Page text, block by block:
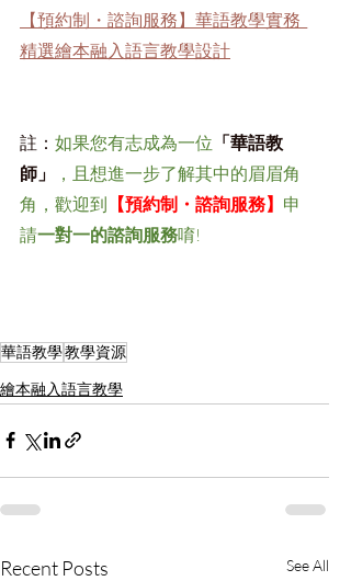
【預約制・諮詢服務】華語教學實務_
精選繪本融入語言教學設計
註： 如果您有志成為一位 「華語教
師」
，且想進一步了解其中的眉眉角
角，歡迎到 【預約制・諮詢服務】 申
請一對一的諮詢服務唷! ​
華語教學教學資源
繪本融入語言教學
Recent Posts See All